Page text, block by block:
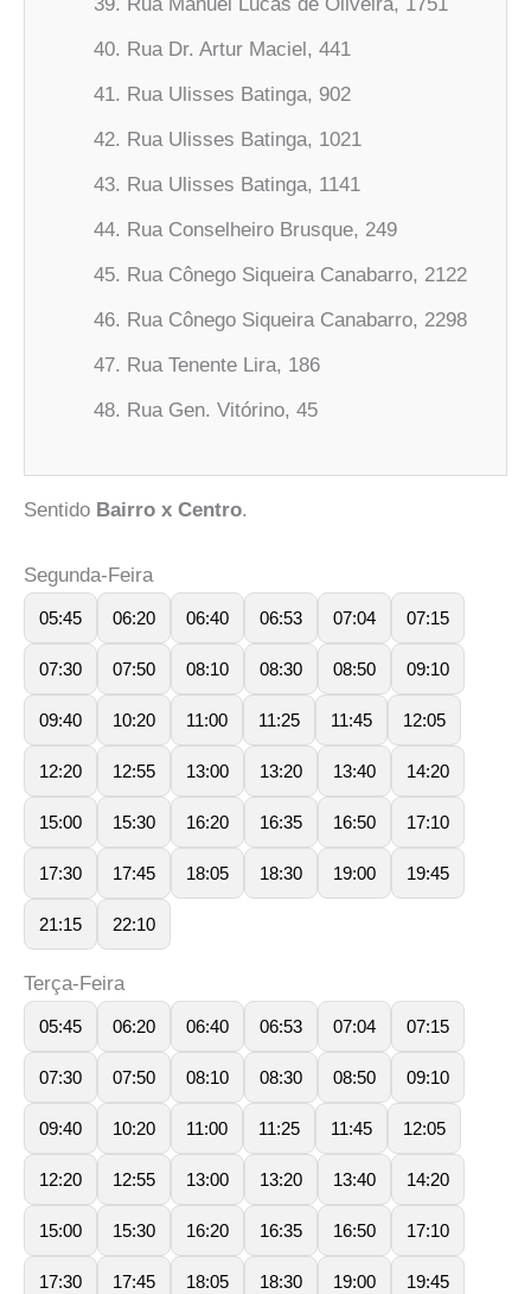
Rua Dr. Artur Maciel, 441
Rua Ulisses Batinga, 902
Rua Ulisses Batinga, 1021
Rua Ulisses Batinga, 1141
Rua Conselheiro Brusque, 249
Rua Cônego Siqueira Canabarro, 2122
Rua Cônego Siqueira Canabarro, 2298
Rua Tenente Lira, 186
Rua Gen. Vitórino, 45
Sentido Bairro x Centro.
Segunda-Feira
05:45 06:20 06:40 06:53 07:04 07:15
07:30 07:50 08:10 08:30 08:50 09:10
09:40 10:20 11:00 11:25 11:45 12:05
12:20 12:55 13:00 13:20 13:40 14:20
15:00 15:30 16:20 16:35 16:50 17:10
17:30 17:45 18:05 18:30 19:00 19:45
21:15 22:10
Terça-Feira
05:45 06:20 06:40 06:53 07:04 07:15
07:30 07:50 08:10 08:30 08:50 09:10
09:40 10:20 11:00 11:25 11:45 12:05
12:20 12:55 13:00 13:20 13:40 14:20
15:00 15:30 16:20 16:35 16:50 17:10
17:30 17:45 18:05 18:30 19:00 19:45